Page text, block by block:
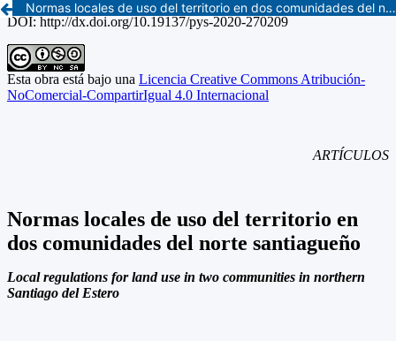
Normas locales de uso del territorio en dos comunidades del norte santiagueño